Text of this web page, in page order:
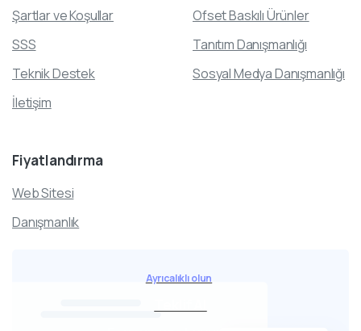
Şartlar ve Koşullar
SSS
Teknik Destek
İletişim
Ofset Baskılı Ürünler
Tanıtım Danışmanlığı
Sosyal Medya Danışmanlığı
Fiyatlandırma
Web Sitesi
Danışmanlık
Ayrıcalıklı olun